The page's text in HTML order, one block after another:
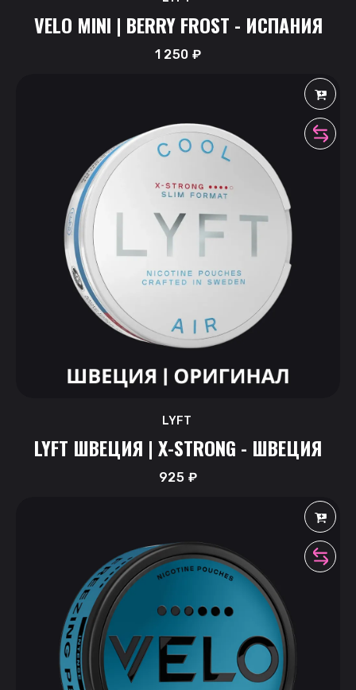
VELO MINI | BERRY FROST - ИСПАНИЯ
1 250 ₽
LYFT
LYFT ШВЕЦИЯ | X-STRONG - ШВЕЦИЯ
925 ₽